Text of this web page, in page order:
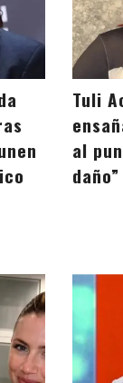
Tuli
al
daño”